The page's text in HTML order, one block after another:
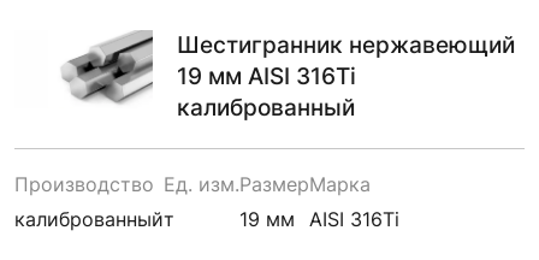
Шестигранник нержавеющий
19 мм AISI 316Ti
калиброванный
Производство
калиброванный
Ед. изм.
т
Размер
19 мм
Марка
AISI 316Ti